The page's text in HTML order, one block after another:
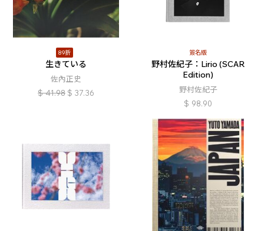
89折
生きている
佐內正史
$ 41.98 $ 37.36
簽名版
野村佐紀子：Lirio (SCAR
Edition)
野村佐紀子
$ 98.90